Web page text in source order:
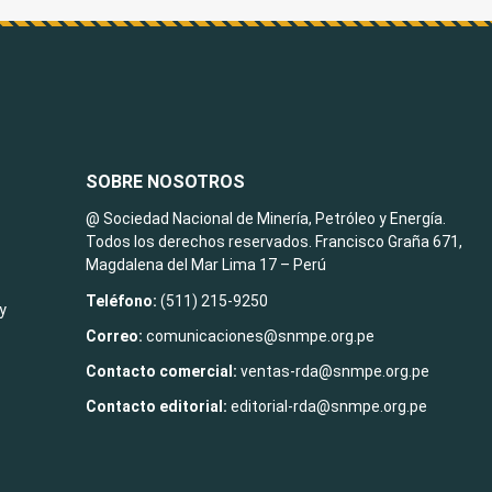
SOBRE NOSOTROS
@ Sociedad Nacional de Minería, Petróleo y Energía.
Todos los derechos reservados. Francisco Graña 671,
Magdalena del Mar Lima 17 – Perú
Teléfono: (511) 215-9250
Correo:comunicaciones@snmpe.org.pe
Contacto comercial: ventas-rda@snmpe.org.pe
Contacto editorial: editorial-rda@snmpe.org.pe